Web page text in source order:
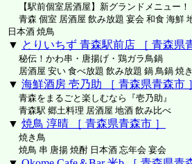
【駅前個室居酒屋】新グランドメニュー！
青森 個室 居酒屋 飲み放題 宴会 和食 海鮮
日本酒 焼鳥
▼ とりいちず 青森駅前店 ［ 青森県
秘伝！かわ串・唐揚げ・鶏ガラ鳥鍋
居酒屋 安い 食べ放題 飲み放題 鍋 鳥鍋 焼
▼ 海鮮酒房 壱乃助 ［ 青森県青森市
青森をまるごと楽しむなら『壱乃助』
青森駅 郷土料理 居酒屋 地酒 飲み比べ
▼ 焼鳥 淳晴 ［ 青森県青森市 ］
焼き鳥
焼鳥 串 唐揚 焼酎 日本酒 忘年会 宴会